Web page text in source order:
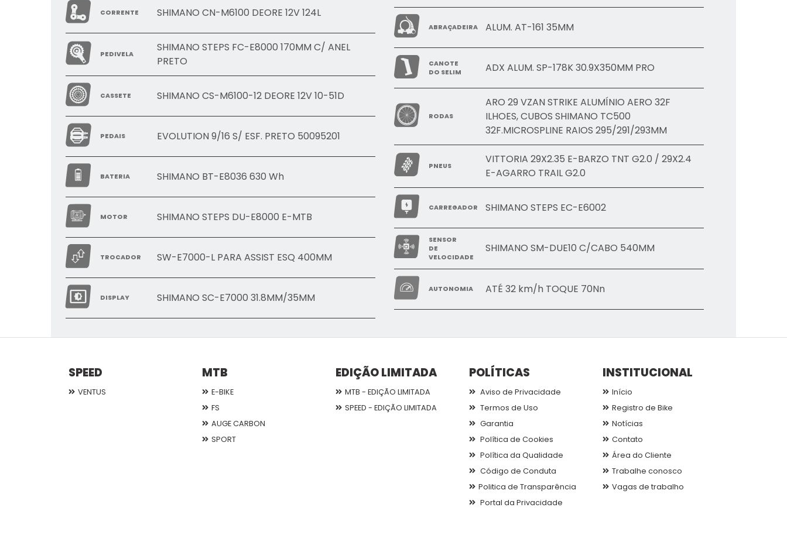
CORRENTE SHIMANO CN-M6100 DEORE 12V 124L
PEDIVELA
SHIMANO STEPS FC-E8000 170MM C/ ANEL
PRETO
CASSETE SHIMANO CS-M6100-12 DEORE 12V 10-51D
PEDAIS EVOLUTION 9/16 S/ ESF. PRETO 50095201
BATERIA SHIMANO BT-E8036 630 Wh
MOTOR SHIMANO STEPS DU-E8000 E-MTB
TROCADOR SW-E7000-L PARA ASSIST ESQ 400MM
DISPLAY SHIMANO SC-E7000 31.8MM/35MM
ABRAÇADEIRA ALUM. AT-161 35MM
CANOTE
DO SELIM
ADX ALUM. SP-178K 30.9X350MM PRO
RODAS
ARO 29 VZAN STRIKE ALUMÍNIO AERO 32F
ILHOES, CUBOS SHIMANO TC500
32F.MICROSPLINE RAIOS 295/291/293MM
PNEUS
VITTORIA 29X2.35 E-BARZO TNT G2.0 / 29X2.4
E-AGARRO TRAIL G2.0
CARREGADOR SHIMANO STEPS EC-E6002
SENSOR
DE
VELOCIDADE
SHIMANO SM-DUE10 C/CABO 540MM
AUTONOMIA ATÉ 32 km/h TOQUE 70Nn
SPEED
VENTUS
MTB
E-BIKE
FS
AUGE CARBON
SPORT
EDIÇÃO LIMITADA
MTB - EDIÇÃO LIMITADA
SPEED - EDIÇÃO LIMITADA
POLÍTICAS
Aviso de Privacidade
Termos de Uso
Garantia
Política de Cookies
Política da Qualidade
Código de Conduta
Politica de Transparência
Portal da Privacidade
INSTITUCIONAL
Início
Registro de Bike
Notícias
Contato
Área do Cliente
Trabalhe conosco
Vagas de trabalho